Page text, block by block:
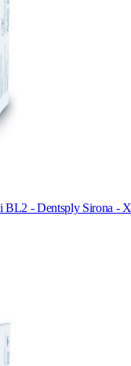
BL2 - Dentsply Sirona -